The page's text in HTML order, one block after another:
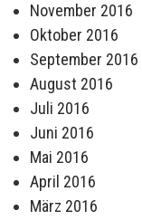
November 2016
Oktober 2016
September 2016
August 2016
Juli 2016
Juni 2016
Mai 2016
April 2016
März 2016